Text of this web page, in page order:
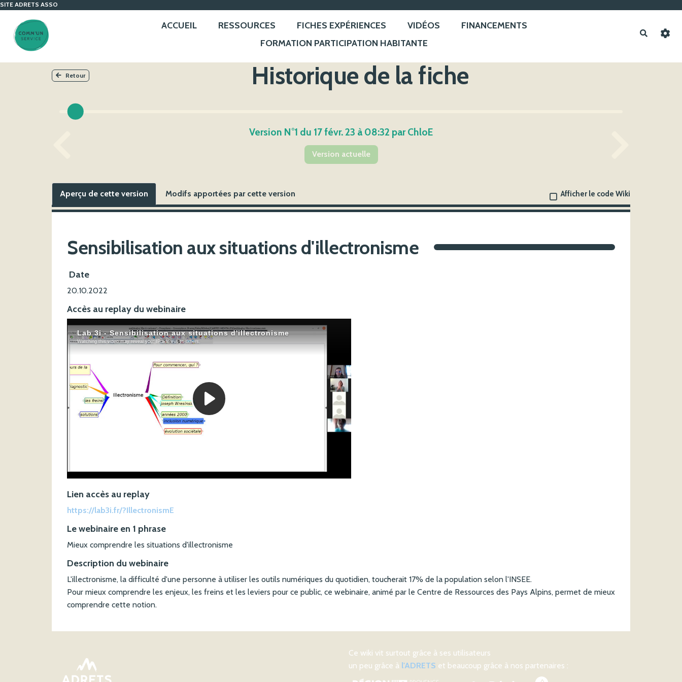
SITE ADRETS ASSO
ACCUEIL RESSOURCES FICHES EXPÉRIENCES VIDÉOS
FINANCEMENTS
FORMATION PARTICIPATION HABITANTE
Retour Historique de la fiche
Version N°1 du 17 févr. 23 à 08:32 par ChloE
Version actuelle
Aperçu de cette version Modifs apportées par cette version Afficher le code Wiki
Sensibilisation aux situations d'illectronisme
Date
20.10.2022
Accès au replay du webinaire
Lien accès au replay
https://lab3i.fr/?IllectronismE
Le webinaire en 1 phrase
Mieux comprendre les situations d'illectronisme
Description du webinaire
L'illectronisme, la difficulté d'une personne à utiliser les outils numériques du quotidien, toucherait 17% de la population selon l'INSEE.
Pour mieux comprendre les enjeux, les freins et les leviers pour ce public, ce webinaire, animé par le Centre de Ressources des Pays Alpins, permet de mieux
comprendre cette notion.
Ce wiki vit surtout grâce à ses utilisateurs
un peu grâce à l'ADRETS et beaucoup grâce à nos partenaires :